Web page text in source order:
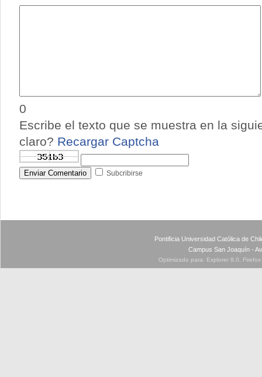
0
Escribe el texto que se muestra en la
claro? Recargar Captcha
Enviar Comentario Subcribirse
Pontificia Universidad Católica de
Campus San Joaquín -
Optimizado para: Explorer 8.0,